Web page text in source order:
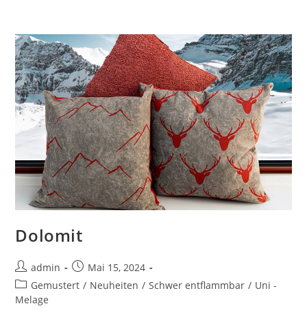
springen
Dolomit
Beitrags-
Autor:
admin
Beitrag
veröffentlicht:
Mai 15, 2024
Beitrags-
Kategorie:
Gemustert / Neuheiten / Schwer entflammbar / Uni -
Melage